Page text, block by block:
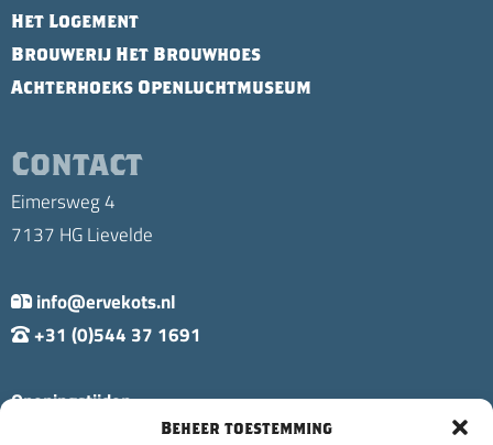
Beheer toestemming
Het Logement
Brouwerij Het Brouwhoes
Achterhoeks Openluchtmuseum
Contact
Eimersweg 4
7137 HG Lievelde
info@ervekots.nl
+31 (0)544 37 1691
Openingstijden:
Di t/m Zo: 10:00 - 20:00 uur